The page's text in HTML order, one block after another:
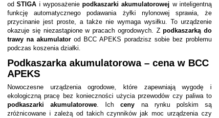
odSTIGA i wyposażeniepodkaszarki akumulatorowej w inteligentną
funkcję automatycznego podawania żyłki nylonowej sprawia, że
przycinanie jest proste, a także nie wymaga wysiłku. To urządzenie
okazuje się niezastąpione w pracach ogrodowych. Zpodkaszarką do
trawy na akumulator od BCC APEKS poradzisz sobie bez problemu
podczas koszenia działki.
Podkaszarka akumulatorowa – cena w BCC
APEKS
Nowoczesne urządzenia ogrodowe, które zapewniają wygodę i
ekologiczną pracę bez konieczności użycia przewodów czy paliwa to
podkaszarki akumulatorowe. Ichceny na rynku polskim są
zróżnicowane i zależą od takich czynników jak moc urządzenia czy